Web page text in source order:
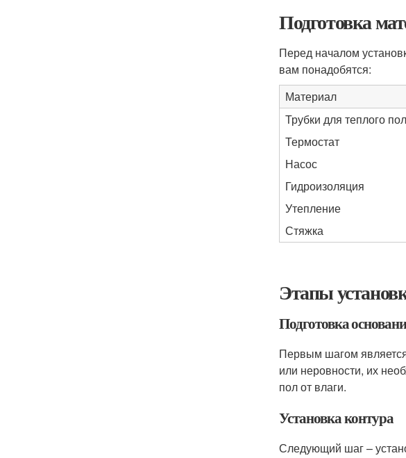
Подготовка
Перед началом
вам понадобятся:
Материал
Трубки для теплого
Термостат
Насос
Гидроизоляция
Утепление
Стяжка
Этапы
Подготовка
Первым шагом
или неровности, их
пол от влаги.
Установка контура
Следующий шаг –